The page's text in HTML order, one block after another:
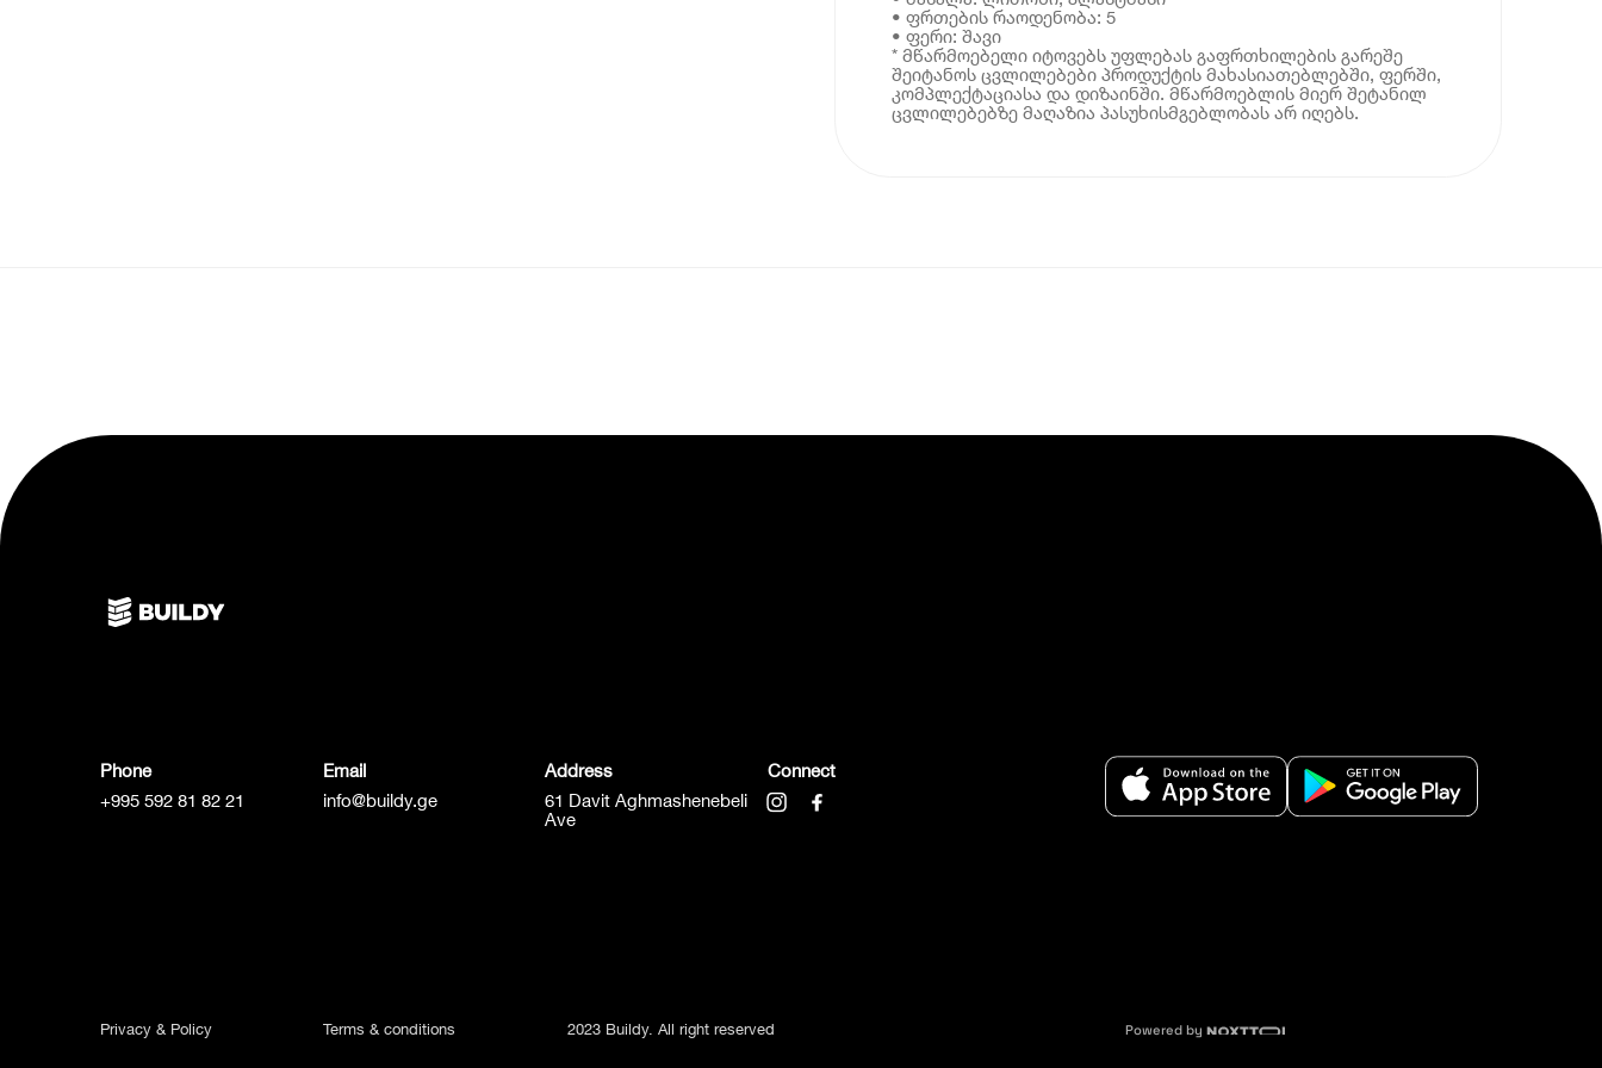
• ფრთების რაოდენობა: 5
• ფერი: შავი
* მწარმოებელი იტოვებს უფლებას გაფრთხილების გარეშე
შეიტანოს ცვლილებები პროდუქტის მახასიათებლებში, ფერში,
კომპლექტაციასა და დიზაინში. მწარმოებლის მიერ შეტანილ
ცვლილებებზე მაღაზია პასუხისმგებლობას არ იღებს.
Phone
+995 592 81 82 21
Email
info@buildy.ge
Address
61 Davit Aghmashenebeli
Ave
Connect
Privacy & Policy Terms & conditions 2023 Buildy. All right reserved Powered by